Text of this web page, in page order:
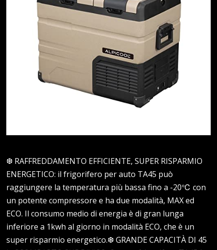
❆ RAFFREDDAMENTO EFFICIENTE, SUPER RISPARMIO
ENERGETICO: il frigorifero per auto TA45 può
raggiungere la temperatura più bassa fino a -20℃ con
un potente compressore e ha due modalità, MAX ed
ECO. Il consumo medio di energia è di gran lunga
inferiore a 1kwh al giorno in modalità ECO, che è un
super risparmio energetico.❆ GRANDE CAPACITÀ DI 45